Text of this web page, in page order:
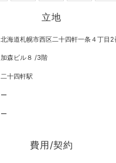
立地
北海道札幌市西区二十四軒一条４丁目
加森ビル８ /3階
二十四軒駅
ー
ー
費用/契約